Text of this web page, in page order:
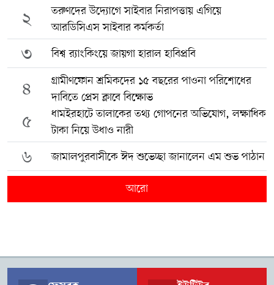
২
তরুণদের উদ্যোগে সাইবার নিরাপত্তায় এগিয়ে
আরডিসিএস সাইবার কর্মকর্তা
৩ বিশ্ব র‍্যাংকিংয়ে জায়গা হারাল হাবিপ্রবি
৪
গ্রামীণফোন শ্রমিকদের ১৫ বছরের পাওনা পরিশোধের
দাবিতে প্রেস ক্লাবে বিক্ষোভ
৫
ধামইরহাটে তালাকের তথ্য গোপনের অভিযোগ, লক্ষাধিক
টাকা নিয়ে উধাও নারী
৬ জামালপুরবাসীকে ঈদ শুভেচ্ছা জানালেন এম শুভ পাঠান
আরো